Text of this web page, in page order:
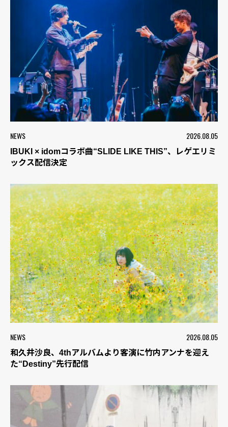
NEWS 2026.08.05
IBUKI × idomコラボ曲“SLIDE LIKE THIS”、レゲエリミ
ックス配信決定
NEWS 2026.08.05
和久井沙良、4thアルバムより客演に竹内アンナを迎え
た“Destiny”先行配信